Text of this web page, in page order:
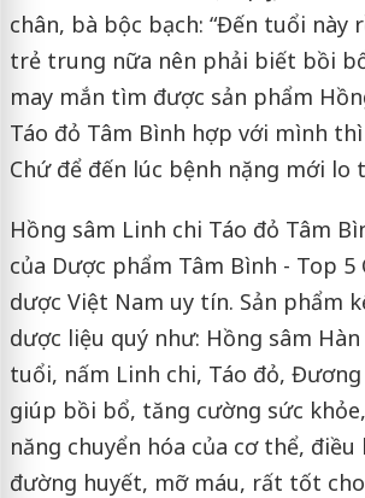
chân, bà bộc bạch: “Đến tuổi này
trẻ trung nữa nên phải biết bồi
may mắn tìm được sản phẩm
Táo đỏ Tâm Bình hợp với mình
Chứ để đến lúc bệnh nặng mới lo
Hồng sâm Linh chi Táo đỏ Tâm
của Dược phẩm Tâm Bình - Top
dược Việt Nam uy tín. Sản phẩm
dược liệu quý như: Hồng sâm
tuổi, nấm Linh chi, Táo đỏ,
giúp bồi bổ, tăng cường sức
năng chuyển hóa của cơ thể, điều
đường huyết, mỡ máu, rất tốt